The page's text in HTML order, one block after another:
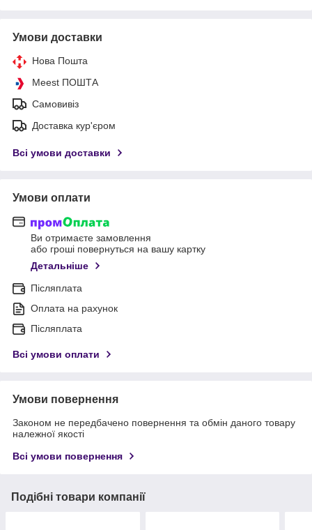
Умови доставки
Нова Пошта
Meest ПОШТА
Самовивіз
Доставка кур'єром
Всі умови доставки
Умови оплати
Ви отримаєте замовлення
або гроші повернуться на вашу картку
Детальніше
Післяплата
Оплата на рахунок
Післяплата
Всі умови оплати
Умови повернення
Законом не передбачено повернення та обмін даного товару
належної якості
Всі умови повернення
Подібні товари компанії